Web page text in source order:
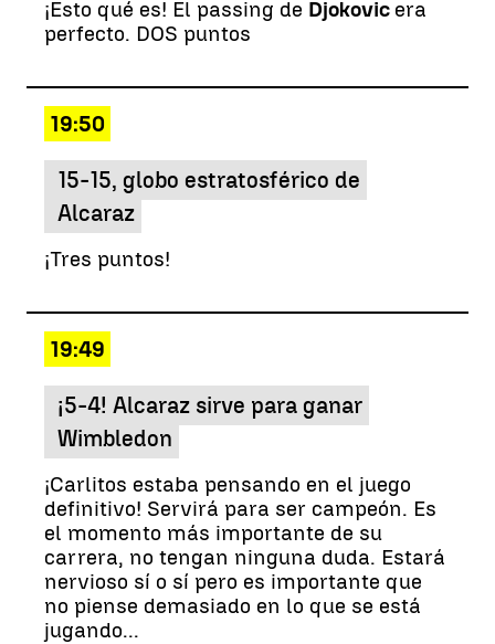
¡Esto qué es! El passing de Djokovic era
perfecto. DOS puntos
19:50
15-15, globo estratosférico de
Alcaraz
¡Tres puntos!
19:49
¡5-4! Alcaraz sirve para ganar
Wimbledon
¡Carlitos estaba pensando en el juego
definitivo! Servirá para ser campeón. Es
el momento más importante de su
carrera, no tengan ninguna duda. Estará
nervioso sí o sí pero es importante que
no piense demasiado en lo que se está
jugando...